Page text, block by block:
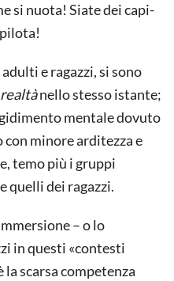
si nuota! Siate dei capi-
e ragazzi, si sono
realtànello stesso istante;
mentale dovuto
con minore arditezza e
temo più i gruppi
quelli dei ragazzi.
– o lo
in questi «contesti
scarsa competenza